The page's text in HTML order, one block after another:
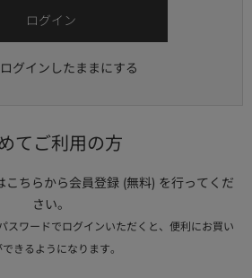
ログインしたままにする
てご利用の方
ちらから会員登録 (無料) を行ってくだ
さい。
スワードでログインいただくと、便利にお買い
きるようになります。